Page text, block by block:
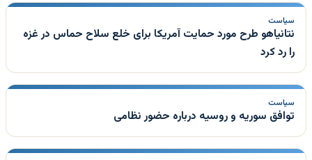
سیاست
نتانیاهو طرح مورد حمایت آمریکا برای خلع سلاح حماس در غزه
را رد کرد
سیاست
توافق سوریه و روسیه درباره حضور نظامی